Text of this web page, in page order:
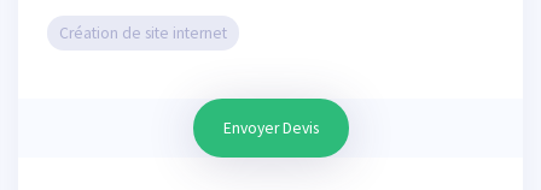
Création de site internet
Envoyer Devis